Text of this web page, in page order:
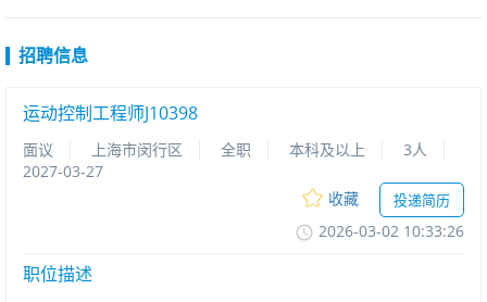
招聘信息
运动控制工程师J10398
面议 上海市闵行区 全职 本科及以上
3人
2027-03-27
收藏
投递简历
2026-03-0210:33:26
职位描述